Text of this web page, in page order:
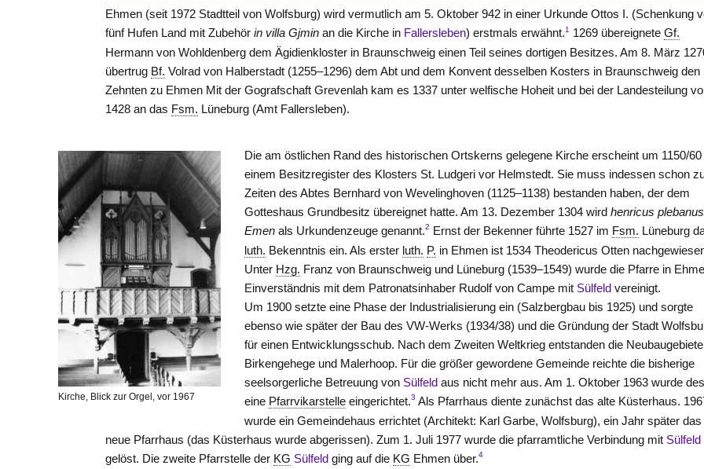
Ehmen (seit 1972 Stadtteil von Wolfsburg) wird vermutlich am 5. Oktober 942 in einer Urkunde Ottos I. (Schenkung
fünf Hufen Land mit Zubehörin villa Gjmin an die Kirche in Fallersleben) erstmals erwähnt.1 1269 übereigneteGf.
Hermann vonWohldenberg dem Ägidienkloster in Braunschweig einen Teil seines dortigen Besitzes. Am 8. März
übertrug Bf. Volrad von Halberstadt (1255–1296) dem Abt und dem Konvent desselben Kosters in Braunschweig den
Zehnten zu Ehmen Mit der Gografschaft Grevenlah kam es 1337 unter welfische Hoheit und bei der Landesteilung
1428 an das Fsm. Lüneburg (Amt Fallersleben).
Kirche, Blick zur Orgel, vor 1967
Die am östlichen Rand des historischen Ortskerns gelegene Kirche erscheint um 1150/60
einem Besitzregister des Klosters St. Ludgeri vor Helmstedt. Sie muss indessen schon
Zeiten des Abtes Bernhard vonWevelinghoven (1125–1138) bestanden haben, der dem
Gotteshaus Grundbesitz übereignet hatte. Am 13. Dezember 1304 wirdhenricus
Emen als Urkundenzeuge genannt.2 Ernst der Bekenner führte 1527 im Fsm. Lüneburg
luth. Bekenntnis ein. Als erster luth. P. in Ehmen ist 1534 Theodericus Otten
Unter Hzg. Franz von Braunschweig und Lüneburg (1539–1549) wurde die Pfarre in
Einverständnis mit dem Patronatsinhaber Rudolf vonCampe mit Sülfeld vereinigt.
Um 1900 setzte eine Phase der Industrialisierung ein (Salzbergbau bis 1925) und sorgte
ebenso wie später der Bau des VW-Werks (1934/38) und die Gründung der Stadt
für einen Entwicklungsschub. Nach dem Zweiten Weltkrieg entstanden die Neubaugebiete
Birkengehege und Malerhoop. Für die größer gewordene Gemeinde reichte die bisherige
seelsorgerliche Betreuung von Sülfeld aus nicht mehr aus. Am 1. Oktober 1963 wurde
eine Pfarrvikarstelle eingerichtet.3 Als Pfarrhaus diente zunächst das alte Küsterhaus.
wurde ein Gemeindehaus errichtet (Architekt: Karl Garbe,Wolfsburg), ein Jahr später das
neue Pfarrhaus (das Küsterhaus wurde abgerissen). Zum 1. Juli 1977 wurde die pfarramtliche Verbindung mit Sülfeld
gelöst. Die zweite Pfarrstelle der KG Sülfeld ging auf die KG Ehmen über.4